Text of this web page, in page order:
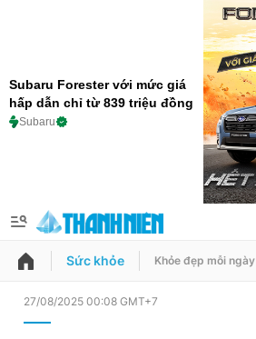
Subaru Forester với mức giá
hấp dẫn chỉ từ 839 triệu đồng
Subaru
QUẢNG CÁO ĐẶT BÁO
Sức khỏe Khỏe đẹp mỗi ngày
27/08/2025 00:08 GMT+7